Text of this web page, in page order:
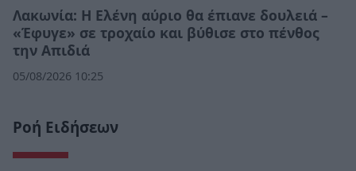
Λακωνία: Η Ελένη αύριο θα έπιανε δουλειά –
«Έφυγε» σε τροχαίο και βύθισε στο πένθος
την Απιδιά
05/08/2026 10:25
Ροή Ειδήσεων